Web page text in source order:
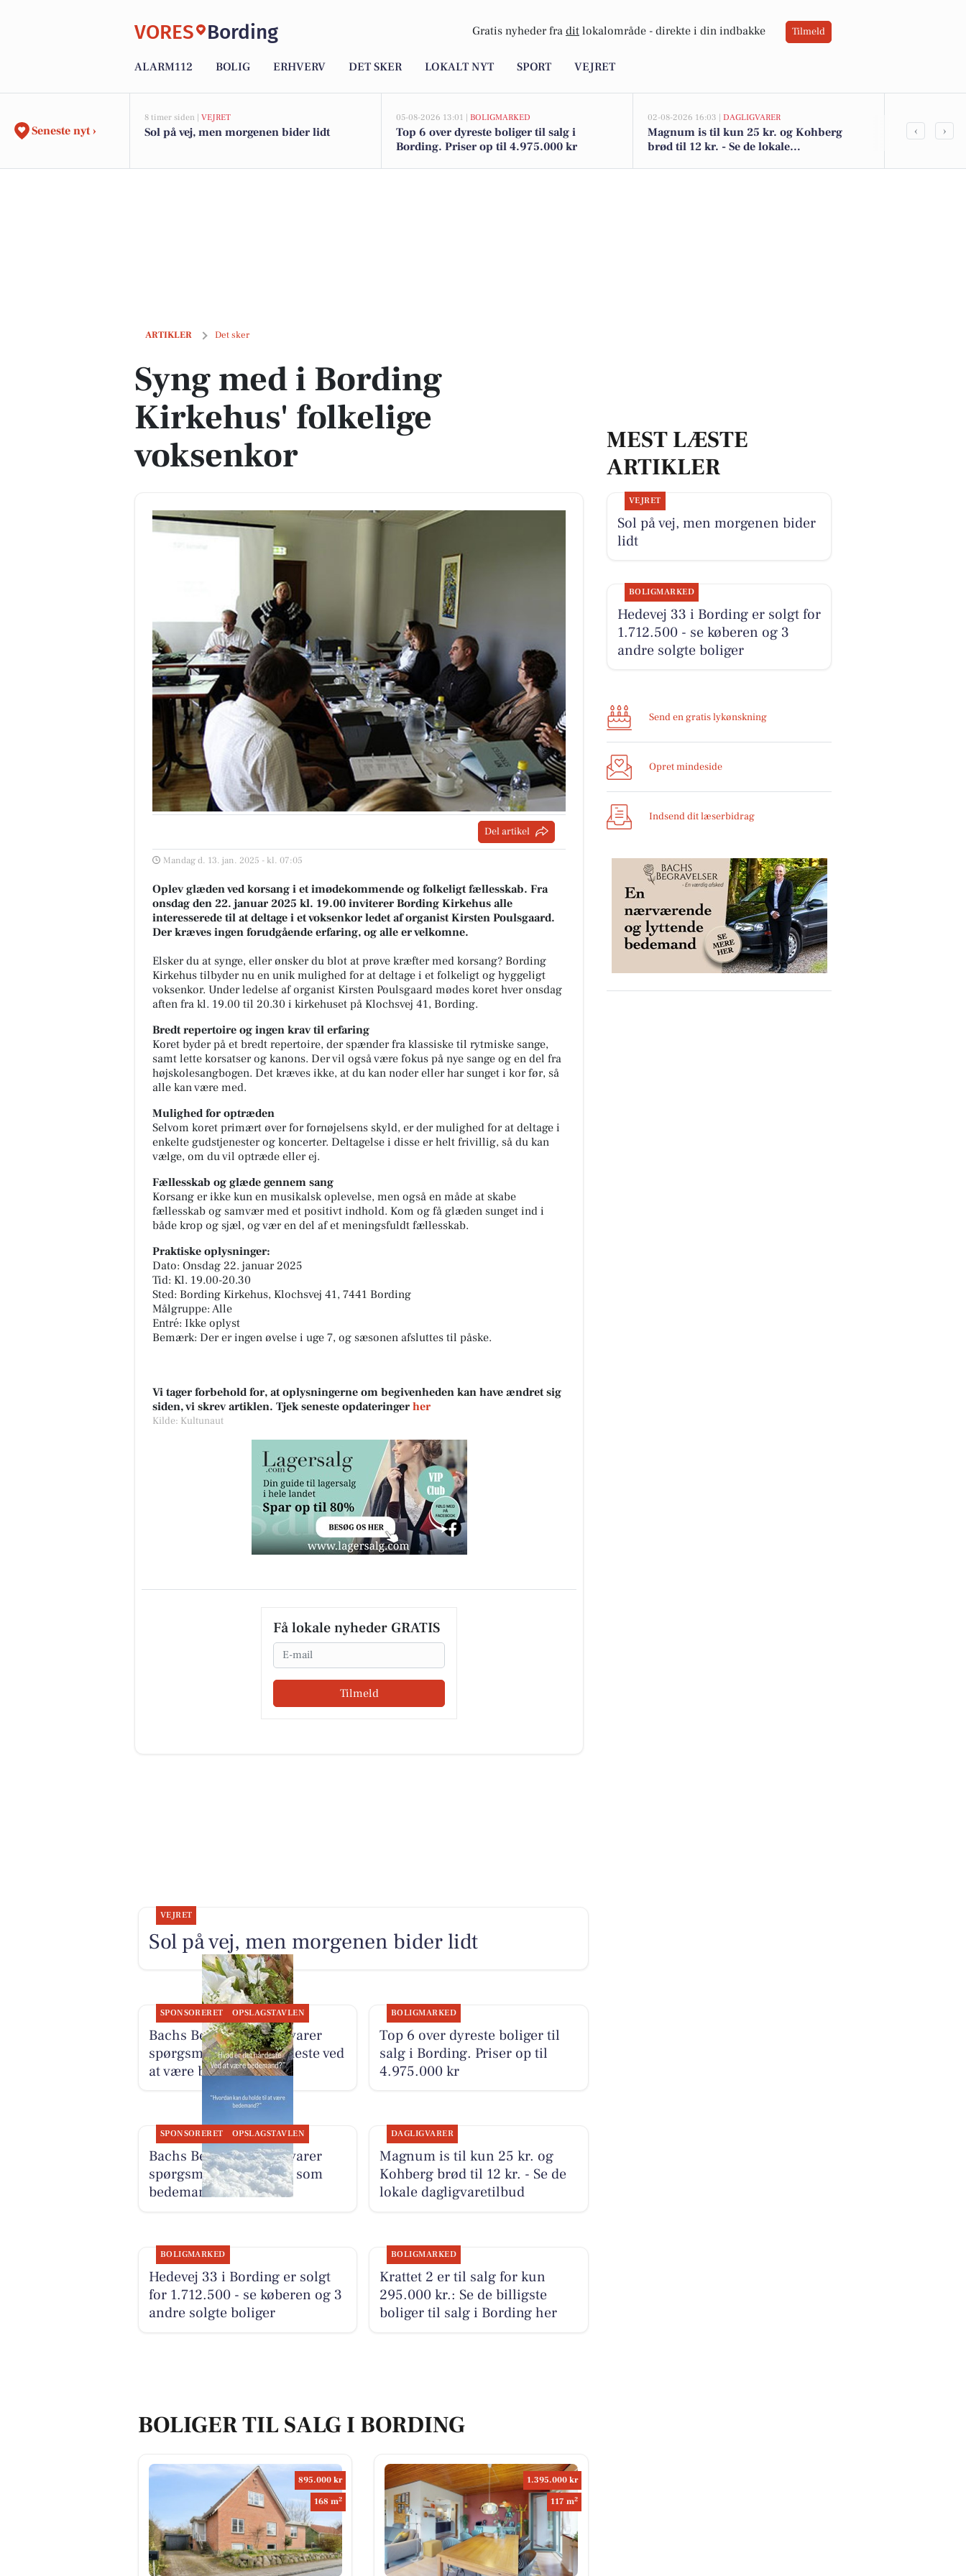
VORES Bording Gratis nyheder fra dit lokalområde - direkte i din indbakke Tilmeld
ALARM112 BOLIG ERHVERV DET SKER LOKALT NYT SPORT VEJRET
Seneste nyt ›
8 timer siden | VEJRET
Sol på vej, men morgenen bider lidt
05-08-2026 13:01 | BOLIGMARKED
Top 6 over dyreste boliger til salg i
Bording. Priser op til 4.975.000 kr
02-08-2026 16:03 | DAGLIGVARER
Magnum is til kun 25 kr. og Kohberg
brød til 12 kr. - Se de lokale
Hedevej
‹ ›
ARTIKLER Det sker
Syng med i Bording Kirkehus' folkelige voksenkor
Syng med i Bording
Kirkehus' folkelige
voksenkor
Del artikel
Mandag d. 13. jan. 2025 - kl. 07:05
Oplev glæden ved korsang i et imødekommende og folkeligt fællesskab. Fra
onsdag den 22. januar 2025 kl. 19.00 inviterer Bording Kirkehus alle
interesserede til at deltage i et voksenkor ledet af organist Kirsten Poulsgaard.
Der kræves ingen forudgående erfaring, og alle er velkomne.
Elsker du at synge, eller ønsker du blot at prøve kræfter med korsang? Bording
Kirkehus tilbyder nu en unik mulighed for at deltage i et folkeligt og hyggeligt
voksenkor. Under ledelse af organist Kirsten Poulsgaard mødes koret hver onsdag
aften fra kl. 19.00 til 20.30 i kirkehuset på Klochsvej 41, Bording.
Bredt repertoire og ingen krav til erfaring
Koret byder på et bredt repertoire, der spænder fra klassiske til rytmiske sange,
samt lette korsatser og kanons. Der vil også være fokus på nye sange og en del fra
højskolesangbogen. Det kræves ikke, at du kan noder eller har sunget i kor før, så
alle kan være med.
Mulighed for optræden
Selvom koret primært øver for fornøjelsens skyld, er der mulighed for at deltage i
enkelte gudstjenester og koncerter. Deltagelse i disse er helt frivillig, så du kan
vælge, om du vil optræde eller ej.
Fællesskab og glæde gennem sang
Korsang er ikke kun en musikalsk oplevelse, men også en måde at skabe
fællesskab og samvær med et positivt indhold. Kom og få glæden sunget ind i
både krop og sjæl, og vær en del af et meningsfuldt fællesskab.
Praktiske oplysninger:
Dato: Onsdag 22. januar 2025
Tid: Kl. 19.00-20.30
Sted: Bording Kirkehus, Klochsvej 41, 7441 Bording
Målgruppe: Alle
Entré: Ikke oplyst
Bemærk: Der er ingen øvelse i uge 7, og sæsonen afsluttes til påske.
Vi tager forbehold for, at oplysningerne om begivenheden kan have ændret sig
siden, vi skrev artiklen. Tjek seneste opdateringer her
Kilde: Kultunaut
Få lokale nyheder GRATIS
Email
Tilmeld
MEST LÆSTE
ARTIKLER
VEJRET
Sol på vej, men morgenen bider
lidt
BOLIGMARKED
Hedevej 33 i Bording er solgt for
1.712.500 - se køberen og 3
andre solgte boliger
Send en gratis lykønskning
Opret mindeside
Indsend dit læserbidrag
VEJRET
Sol på vej, men morgenen bider lidt
SPONSORERET OPSLAGSTAVLEN
Bachs Begravelser besvarer
spørgsmål om det hårdeste ved
at være bedemand
BOLIGMARKED
Top 6 over dyreste boliger til
salg i Bording. Priser op til
4.975.000 kr
SPONSORERET OPSLAGSTAVLEN
Bachs Begravelser besvarer
spørgsmål om arbejdet som
bedemand
DAGLIGVARER
Magnum is til kun 25 kr. og
Kohberg brød til 12 kr. - Se de
lokale dagligvaretilbud
BOLIGMARKED
Hedevej 33 i Bording er solgt
for 1.712.500 - se køberen og 3
andre solgte boliger
BOLIGMARKED
Krattet 2 er til salg for kun
295.000 kr.: Se de billigste
boliger til salg i Bording her
BOLIGER TIL SALG I BORDING
895.000 kr
168 m2
1.395.000 kr
117 m2